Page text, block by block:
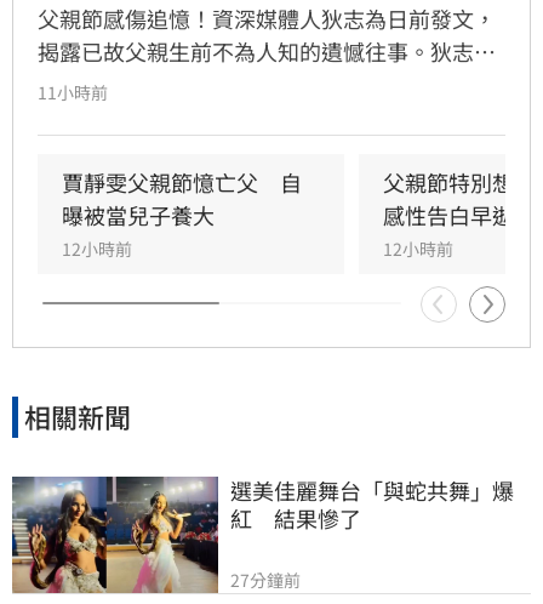
父親節感傷追憶！資深媒體人狄志為日前發文，
揭露已故父親生前不為人知的遺憾往事。狄志為
透露，父親一生以海為家，兩人相處時間極少，
在門外落淚。最讓狄志為心碎的是，當年陪病重
父親曬太陽時，自己因忙於接工作電話而忽視了
父親，沒想到那竟是父子最後的相處，父親回房
後便陷入永眠。這段錯過的對話成為他20年來心
中最深的遺憾，他以此感嘆，有些電話晚點接沒
關係，但錯過的親情與話語，可能再也無法挽
11小時前
賈靜雯父親節憶亡父　自
曝被當兒子養大
12小時前
父親節特別想
感性告白早逝父
12小時前
相關新聞
選美佳麗舞台「與蛇共舞」爆
紅　結果慘了
27分鐘前